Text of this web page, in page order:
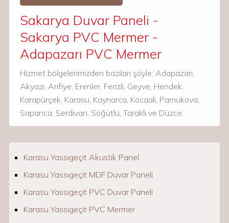
Sakarya Duvar Paneli -
Sakarya PVC Mermer -
Adapazarı PVC Mermer
Hizmet bölgelerimizden bazıları şöyle; Adapazarı,
Akyazı, Arifiye, Erenler, Ferizli, Geyve, Hendek,
Karapürçek, Karasu, Kaynarca, Kocaali, Pamukova,
Sapanca, Serdivan, Söğütlü, Taraklı ve Düzce.
Karasu Yassıgeçit Akustik Panel
Karasu Yassıgeçit MDF Duvar Paneli
Karasu Yassıgeçit PVC Duvar Paneli
Karasu Yassıgeçit PVC Mermer